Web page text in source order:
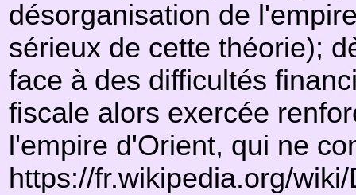
désorganisation de
sérieux de cette théorie);
face à des difficultés
fiscale alors exercée
l'empire d'Orient, qui ne
https://fr.wikipedia.org/